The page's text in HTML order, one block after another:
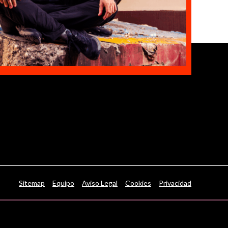
Sitemap Equipo Aviso Legal Cookies Privacidad